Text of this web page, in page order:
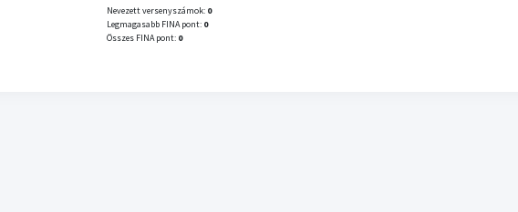
Nevezett versenyszámok: 0
Legmagasabb FINA pont: 0
Összes FINA pont: 0